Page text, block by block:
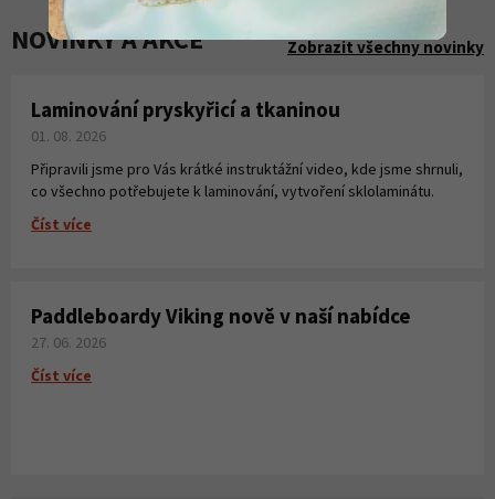
NOVINKY A AKCE Zobrazit všechny novinky
Laminování pryskyřicí a tkaninou
01. 08. 2026
Připravili jsme pro Vás krátké instruktážní video, kde jsme shrnuli,
co všechno potřebujete k laminování, vytvoření sklolaminátu.
Číst více
Paddleboardy Viking nově v naší nabídce
27. 06. 2026
Číst více